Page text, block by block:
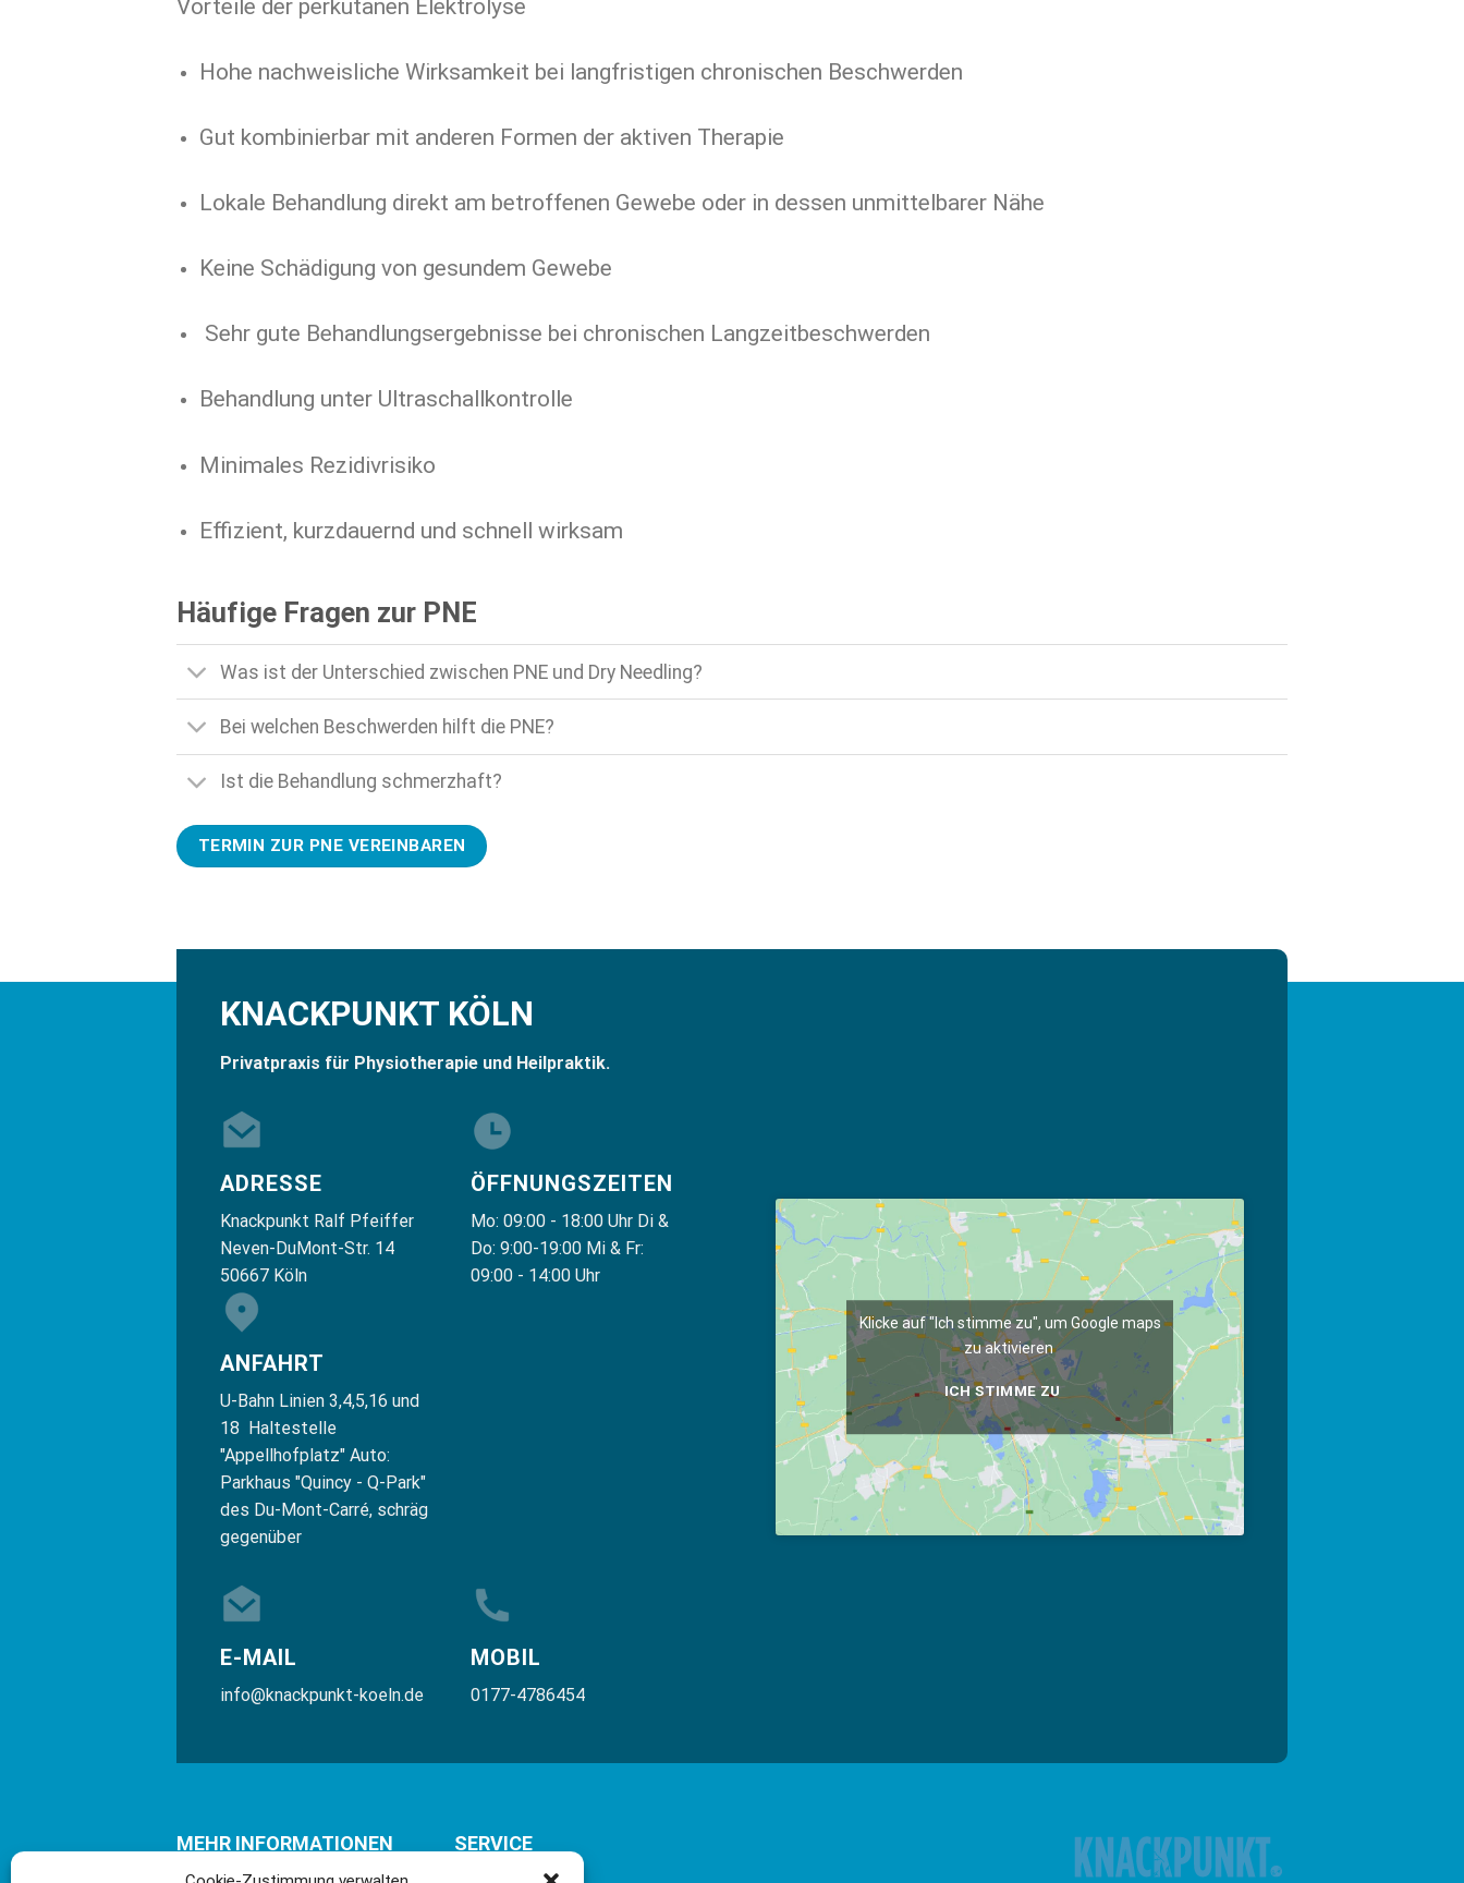
Vorteile der perkutanen Elektrolyse
Hohe nachweisliche Wirksamkeit bei langfristigen chronischen Beschwerden
Gut kombinierbar mit anderen Formen der aktiven Therapie
Lokale Behandlung direkt am betroffenen Gewebe oder in dessen unmittelbarer Nähe
Keine Schädigung von gesundem Gewebe
Sehr gute Behandlungsergebnisse bei chronischen Langzeitbeschwerden
Behandlung unter Ultraschallkontrolle
Minimales Rezidivrisiko
Effizient, kurzdauernd und schnell wirksam
Häufige Fragen zur PNE
Was ist der Unterschied zwischen PNE und Dry Needling?
Bei welchen Beschwerden hilft die PNE?
Ist die Behandlung schmerzhaft?
TERMIN ZUR PNE VEREINBAREN
KNACKPUNKT KÖLN
Privatpraxis für Physiotherapie und Heilpraktik.
ADRESSE
Knackpunkt Ralf Pfeiffer
Neven-DuMont-Str. 14
50667 Köln
ANFAHRT
U-Bahn Linien 3,4,5,16 und
18 Haltestelle
"Appellhofplatz" Auto:
Parkhaus "Quincy - Q-Park"
des Du-Mont-Carré, schräg
gegenüber
ÖFFNUNGSZEITEN
Mo: 09:00 - 18:00 Uhr Di &
Do: 9:00-19:00 Mi & Fr:
09:00 - 14:00 Uhr
E-MAIL
info@knackpunkt-koeln.de
MOBIL
0177-4786454
Klicke auf "Ich stimme zu", um Google maps
zu aktivieren
ICH STIMME ZU
MEHR INFORMATIONEN SERVICE